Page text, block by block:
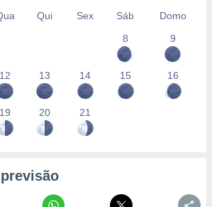
Qui Sex Sáb
Domo
8
9
12 13 14 15 16
19 20 21